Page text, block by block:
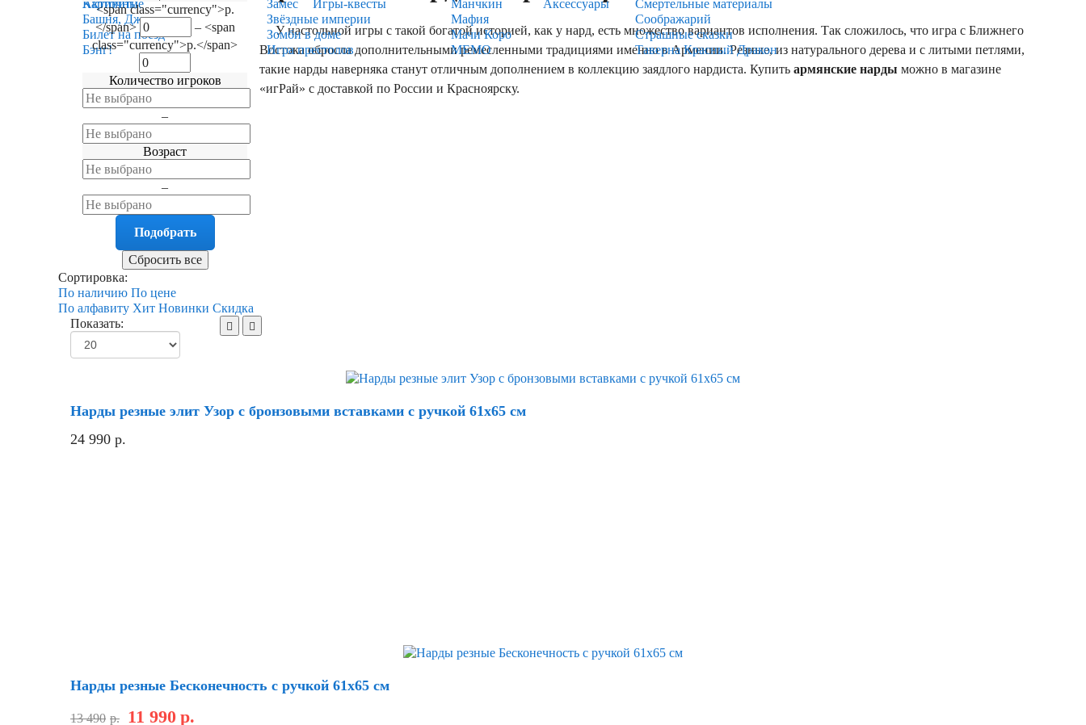
Карточные
Игры-квесты
Аксессуары
Активити
Башня, Дженга
Билет на поезд
Бэнг!
Замес
Звёздные империи
Зомби в доме
Игра престолов
Манчкин
Мафия
Мачи Коро
МЕМО
Смертельные материалы
Соображарий
Страшные сказки
Таверна Красный Дракон
<span class="currency">р.
</span>
– <span
class="currency">р.</span>
Количество игроков
–
Возраст
–
У настольной игры с такой богатой историей, как у нард, есть множество вариантов исполнения. Так сложилось, что игра с Ближнего
Востока обросла дополнительными ремесленными традициями именно в Армении. Резные, из натурального дерева и с литыми петлями,
такие нарды наверняка станут отличным дополнением в коллекцию заядлого нардиста. Купить армянские нарды можно в магазине
«игРай» с доставкой по России и Красноярску.
Сортировка:
По наличию По цене
По алфавиту Хит Новинки Скидка
Показать:
Нарды резные элит Узор с бронзовыми вставками с ручкой 61х65 см
24 990 р.
Нарды резные Бесконечность с ручкой 61х65 см
13 490 р. 11 990 р.